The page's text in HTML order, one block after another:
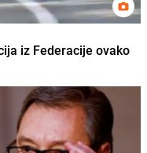
iz Federacije ovako